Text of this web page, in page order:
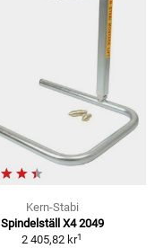
Kern-Stabi
Spindelställ X4 2049
2 405,82 kr1